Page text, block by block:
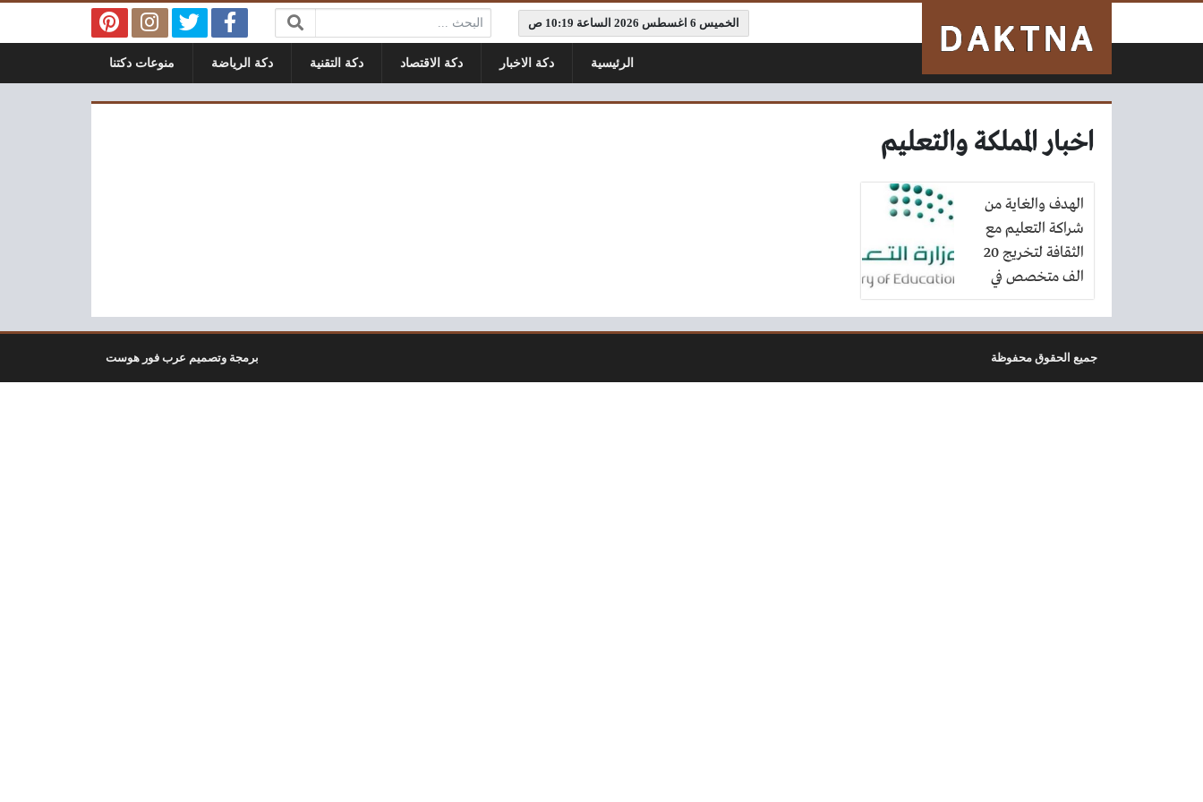
الخميس 6 اغسطس 2026 الساعة 10:19 ص البحث:
الرئيسية دكة الاخبار دكة الاقتصاد دكة التقنية دكة الرياضة منوعات دكتنا
اخبار المملكة والتعليم
الهدف والغاية من
شراكة التعليم مع
الثقافة لتخريج 20
الف متخصص في
خمس اعوام
جميع الحقوق محفوظة برمجة وتصميم عرب فور هوست